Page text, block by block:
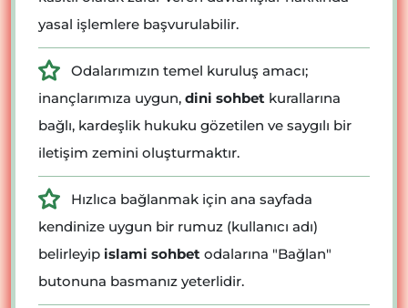
yasal işlemlere başvurulabilir.
Odalarımızın temel kuruluş amacı;
inançlarımıza uygun, dini sohbet kurallarına
bağlı, kardeşlik hukuku gözetilen ve saygılı bir
iletişim zemini oluşturmaktır.
Hızlıca bağlanmak için ana sayfada
kendinize uygun bir rumuz (kullanıcı adı)
belirleyip islami sohbet odalarına "Bağlan"
butonuna basmanız yeterlidir.